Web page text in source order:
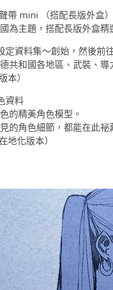
帶 mini （搭配長版外盒）
為主題，搭配長版外盒
定資料集～創始，然後前
共和國各地區、武裝、
本）
資料
的精美角色模型。
的角色細節，都能在此祕
地化版本）